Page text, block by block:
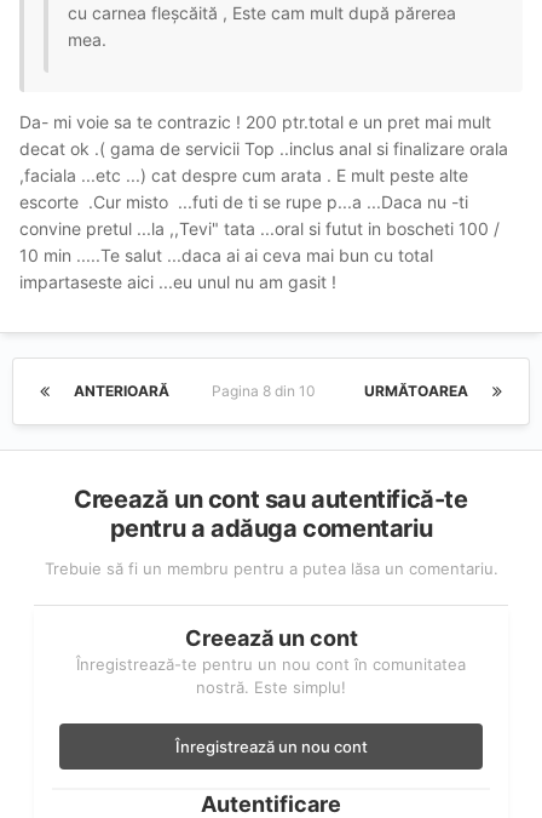
cu carnea fleșcăită , Este cam mult după părerea
mea.
Da- mi voie sa te contrazic ! 200 ptr.total e un pret mai mult
decat ok .( gama de servicii Top ..inclus anal si finalizare orala
,faciala ...etc ...) cat despre cum arata . E mult peste alte
escorte .Cur misto ...futi de ti se rupe p...a ...Daca nu -ti
convine pretul ...la ,,Tevi" tata ...oral si futut in boscheti 100 /
10 min .....Te salut ...daca ai ai ceva mai bun cu total
impartaseste aici ...eu unul nu am gasit !
ANTERIOARĂ URMĂTOAREA
Pagina 8 din 10
Creează un cont sau autentifică-te
pentru a adăuga comentariu
Trebuie să fi un membru pentru a putea lăsa un comentariu.
Creează un cont
Înregistrează-te pentru un nou cont în comunitatea
nostră. Este simplu!
Înregistrează un nou cont
Autentificare